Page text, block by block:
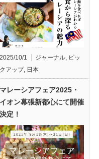
2025/10/1 ジャーナル, ピッ
クアップ, 日本
マレーシアフェア2025・
イオン幕張新都心にて開催
決定！